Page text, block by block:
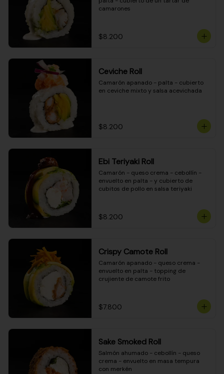
camarones
$8.200
Ceviche Roll
Camarón apanado - palta - cubierto
en ceviche mixto y salsa acevichada
$8.200
Ebi Teriyaki Roll
Camarón - queso crema - cebollín -
envuelto en palta - y cubierto de
cubitos de pollo en salsa teriyaki
$8.200
Crispy Camote Roll
Camarón apanado - queso crema -
envuelto en palta - topping de
crujiente de camote frito
$7.800
Sake Smoked Roll
Salmón ahumado - cebollín - queso
crema - envuelto en masa tempura
con merkén